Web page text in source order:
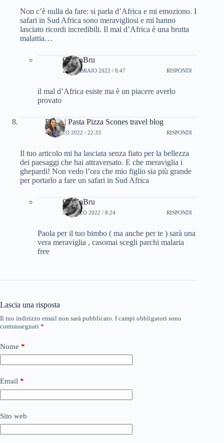
Non c’è nulla da fare: si parla d’Africa e mi emoziono. I
safari in Sud Africa sono meravigliosi e mi hanno
lasciato ricordi incredibili. Il mal d’Africa è una brutta
malattia…
CinziaBru
24 FEBBRAIO 2022 / 8:47 RISPONDI
il mal d’Africa esiste ma è un piacere averlo
provato
Paola | Pasta Pizza Scones travel blog
4 MARZO 2022 / 22:33 RISPONDI
Il tuo articolo mi ha lasciata senza fiato per la bellezza
dei paesaggi che hai attraversato. E che meraviglia i
ghepardi! Non vedo l’ora che mio figlio sia più grande
per portarlo a fare un safari in Sud Africa
CinziaBru
5 MARZO 2022 / 8:24 RISPONDI
Paola per il tuo bimbo ( ma anche per te ) sarà una
vera meraviglia , casomai scegli parchi malaria
free
Lascia una risposta
Il tuo indirizzo email non sarà pubblicato. I campi obbligatori sono
contrassegnati *
Nome *
Email *
Sito web